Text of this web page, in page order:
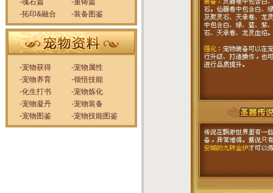
-魂石篇
-重铸篇
-拓印&融合
-装备图鉴
-宠物获得
-宠物属性
-宠物养育
-领悟技能
-化生打书
-宠物炼化
-宠物凝丹
-宠物装备
-宠物图鉴
-宠物技能图鉴